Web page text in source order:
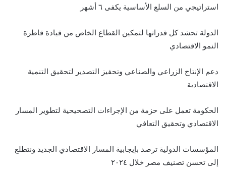
استراتيجي من السلع الأساسية يكفى ٦ أشهر
الدولة تحشد كل قدراتها لتمكين القطاع الخاص من قيادة قاطرة
النمو الاقتصادي
دعم الإنتاج الزراعي والصناعي وتحفيز التصدير لتحقيق التنمية
الاقتصادية
الحكومة تعمل على حزمة من الإجراءات التصحيحية لتطوير المسار
الاقتصادي وتحقيق التعافي
المؤسسات الدولية ترصد بإيجابية المسار الاقتصادي الجديد ونتطلع
إلى تحسن تصنيف مصر خلال ٢٠٢٤